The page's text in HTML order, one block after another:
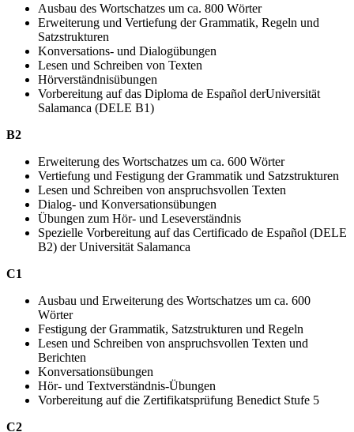
Ausbau des Wortschatzes um ca. 800 Wörter
Erweiterung und Vertiefung der Grammatik, Regeln und
Satzstrukturen
Konversations- und Dialogübungen
Lesen und Schreiben von Texten
Hörverständnisübungen
Vorbereitung auf das Diploma de Español derUniversität
Salamanca (DELE B1)
B2
Erweiterung des Wortschatzes um ca. 600 Wörter
Vertiefung und Festigung der Grammatik und Satzstrukturen
Lesen und Schreiben von anspruchsvollen Texten
Dialog- und Konversationsübungen
Übungen zum Hör- und Leseverständnis
Spezielle Vorbereitung auf das Certificado de Español (DELE
B2) der Universität Salamanca
C1
Ausbau und Erweiterung des Wortschatzes um ca. 600
Wörter
Festigung der Grammatik, Satzstrukturen und Regeln
Lesen und Schreiben von anspruchsvollen Texten und
Berichten
Konversationsübungen
Hör- und Textverständnis-Übungen
Vorbereitung auf die Zertifikatsprüfung Benedict Stufe 5
C2